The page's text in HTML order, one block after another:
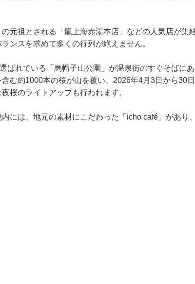
元祖とされる「龍上海赤湯本店」などの人気店が集
ンスを求めて多くの行列が絶えません。
ばれている「烏帽子山公園」が温泉街のすぐそばにあ
む約1000本の桜が山を覆い、2026年4月3日から30日
桜のライトアップも行われます。
には、地元の素材にこだわった「icho café」があり、